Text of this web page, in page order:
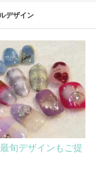
デザイン
旬デザインもご提